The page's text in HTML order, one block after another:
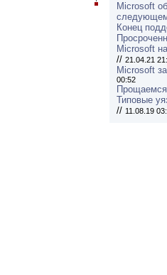
Microsoft
Конец
Microsoft
// 21.04.21
Microsoft
00:52
Типовые
// 11.08.19